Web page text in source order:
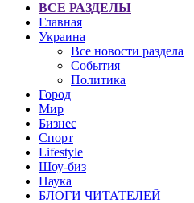
ВСЕ РАЗДЕЛЫ
Главная
Украина
Все новости раздела
События
Политика
Город
Мир
Бизнес
Спорт
Lifestyle
Шоу-биз
Наука
БЛОГИ ЧИТАТЕЛЕЙ